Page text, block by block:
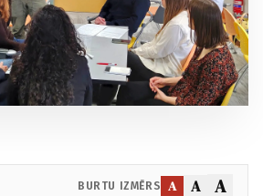
BURTU IZMĒRS A A A